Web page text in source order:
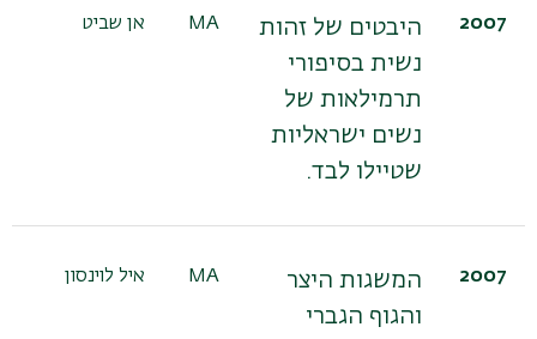
2007
היבטים של זהות
נשית בסיפורי
תרמילאות של
נשים ישראליות
שטיילו לבד.
MA אן שביט
2007
המשגות היצר
והגוף הגברי
MA איל לוינסון